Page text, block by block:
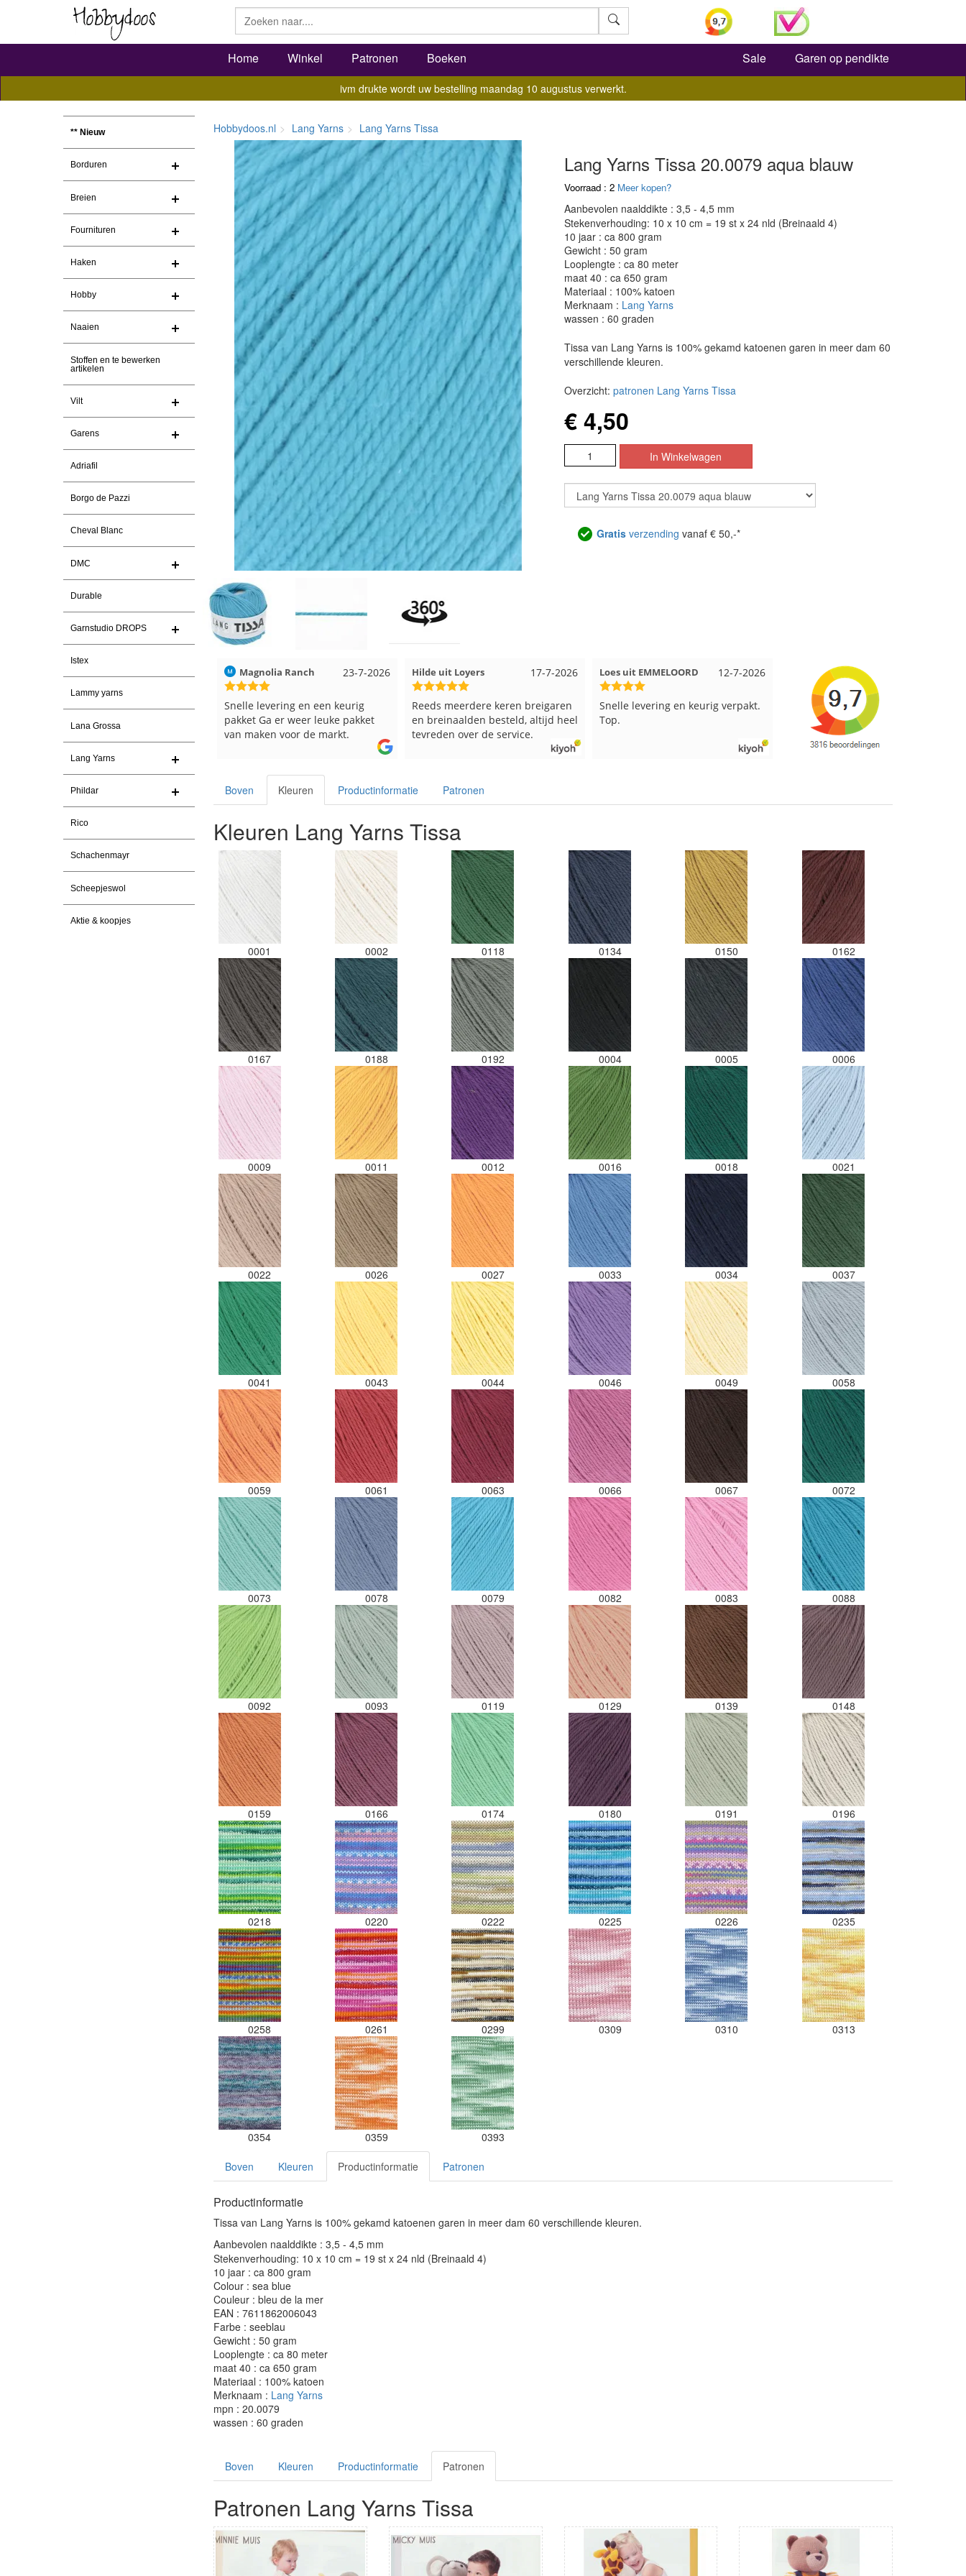
Zoeken
Home Winkel Patronen Boeken Sale Garen op pendikte
ivm drukte wordt uw bestelling maandag 10 augustus verwerkt.
** Nieuw
Borduren
Breien
Fournituren
Haken
Hobby
Naaien
Stoffen en te bewerken
artikelen
Vilt
Garens
Adriafil
Borgo de Pazzi
Cheval Blanc
DMC
Durable
Garnstudio DROPS
Istex
Lammy yarns
Lana Grossa
Lang Yarns
Phildar
Rico
Schachenmayr
Scheepjeswol
Aktie & koopjes
Hobbydoos.nl Lang Yarns Lang Yarns Tissa
Lang Yarns Tissa 20.0079 aqua blauw
Voorraad : 2 Meer kopen?
Aanbevolen naalddikte : 3,5 - 4,5 mm
Stekenverhouding: 10 x 10 cm = 19 st x 24 nld (Breinaald 4)
10 jaar : ca 800 gram
Gewicht : 50 gram
Looplengte : ca 80 meter
maat 40 : ca 650 gram
Materiaal : 100% katoen
Merknaam : Lang Yarns
wassen : 60 graden
Tissa van Lang Yarns is 100% gekamd katoenen garen in meer dam 60
verschillende kleuren.
Overzicht: patronen Lang Yarns Tissa
€ 4,50
Gratisverzending vanaf € 50,-*
Snelle levering. En prima garen
23-7-2026
Magnolia Ranch
Snelle levering en een keurig
pakket Ga er weer leuke pakket
van maken voor de markt.
17-7-2026
Hilde uit Loyers
Reeds meerdere keren breigaren
en breinaalden besteld, altijd heel
tevreden over de service.
12-7-2026
Loes uit EMMELOORD
Snelle levering en keurig verpakt.
Top.
Nell uit Beuningen
Goed verpakt en snelgeleverd
Boven Kleuren Productinformatie Patronen
Kleuren Lang Yarns Tissa
0001 0002 0118 0134 0150 0162
0167 0188 0192 0004 0005 0006
0009 0011 0012 0016 0018 0021
0022 0026 0027 0033 0034 0037
0041 0043 0044 0046 0049 0058
0059 0061 0063 0066 0067 0072
0073 0078 0079 0082 0083 0088
0092 0093 0119 0129 0139 0148
0159 0166 0174 0180 0191 0196
0218 0220 0222 0225 0226 0235
0258 0261 0299 0309 0310 0313
0354 0359 0393
Boven Kleuren Productinformatie Patronen
Productinformatie
Tissa van Lang Yarns is 100% gekamd katoenen garen in meer dam 60 verschillende kleuren.
Aanbevolen naalddikte : 3,5 - 4,5 mm
Stekenverhouding: 10 x 10 cm = 19 st x 24 nld (Breinaald 4)
10 jaar : ca 800 gram
Colour : sea blue
Couleur : bleu de la mer
EAN : 7611862006043
Farbe : seeblau
Gewicht : 50 gram
Looplengte : ca 80 meter
maat 40 : ca 650 gram
Materiaal : 100% katoen
Merknaam : Lang Yarns
mpn : 20.0079
wassen : 60 graden
Boven Kleuren Productinformatie Patronen
Patronen Lang Yarns Tissa